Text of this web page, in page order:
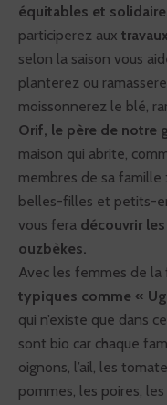
équitables et
participerez aux
selon la saison vous
planterez ou
moissonnerez le blé,
Orif, le père de notre
maison qui abrite,
membres de sa famille
belles-filles et petits-
vous fera découvrir
ouzbèkes.
Avec les femmes de la
typiques comme «
qui n’existe que dans
sont bio car chaque
oignons, l’ail, les
pommes, les poires,